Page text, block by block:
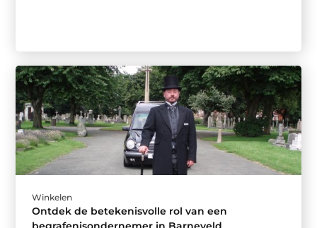
Winkelen
Ontdek de betekenisvolle rol van een